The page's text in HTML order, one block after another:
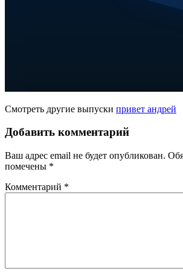
Смотреть другие выпуски привет андрей
Добавить комментарий
Ваш адрес email не будет опубликован.
помечены *
Комментарий *